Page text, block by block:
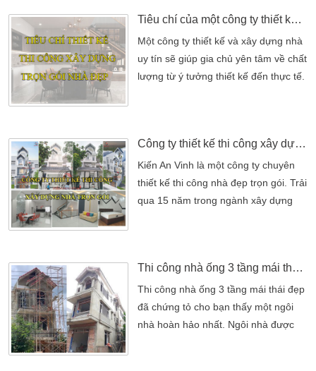
công. Bởi những không gian nhà 3
tầng luôn thể hiện được đẳng cấp
sang trọng của gia đình bạn. Một
mẫu thiết kế nhà luôn được thể […]
Tiêu chí của một công ty thiết kế thi công xây dựng trọn gói nhà đẹp
Một công ty thiết kế và xây dựng nhà
uy tín sẽ giúp gia chủ yên tâm về chất
lượng từ ý tưởng thiết kế đến thực tế.
chế được những rủi ro xảy ra trong
quá trình thi công nhà. Một số tiêu chí
quan trọng dưới đây sẽ giúp […]
Công ty thiết kế thi công xây dựng nhà trọn gói giá tốt nhất hiện nay
Kiến An Vinh là một công ty chuyên
thiết kế thi công nhà đẹp trọn gói. Trải
qua 15 năm trong ngành xây dựng
lưu ý. Quan trọng nhất là mang đến
cho chủ đầu tư một ngôi nhà hoàn
thiện, đẹp nhất. Đảm bảo an toàn
tuyệt đối cho […]
Thi công nhà ống 3 tầng mái thái đẹp
Thi công nhà ống 3 tầng mái thái đẹp
đã chứng tỏ cho bạn thấy một ngôi
nhà hoàn hảo nhất. Ngôi nhà được